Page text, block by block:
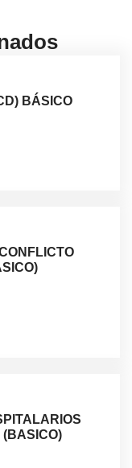
BÁSICO
(BASICO)